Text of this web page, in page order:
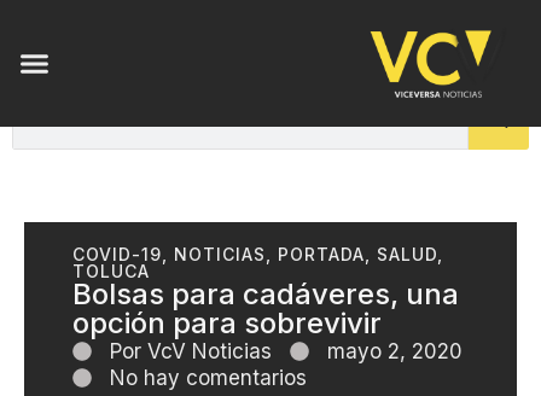
COVID-19 NOTICIAS PORTADA SALUD
TOLUCA
Bolsas para cadáveres, una
opción para sobrevivir
Por VcV Noticias
mayo 2, 2020
No hay comentarios